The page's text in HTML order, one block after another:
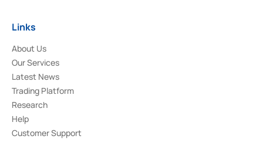
Links
About Us
Our Services
Latest News
Trading Platform
Research
Help
Customer Support